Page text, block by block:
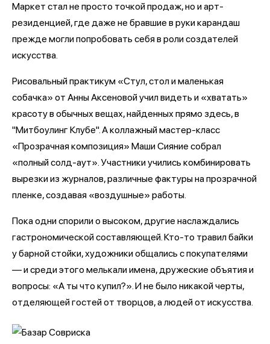
Маркет стал не просто точкой продаж, но и арт-
резиденцией, где даже не бравшие в руки карандаш
прежде могли попробовать себя в роли создателей
искусства.
Рисовальный практикум «Стул, стол и маленькая
собачка» от Анны Аксеновой учил видеть и «хватать»
красоту в обычных вещах, найденных прямо здесь, в
"Митбоулинг Клубе". А коллажный мастер-класс
«Прозрачная композиция» Маши Сияние собрал
«полный солд-аут». Участники учились комбинировать
вырезки из журналов, различные фактуры на прозрачной
пленке, создавая «воздушные» работы.
Пока одни спорили о высоком, другие наслаждались
гастрономической составляющей. Кто-то травил байки
у барной стойки, художники общались с покупателями
— и среди этого мелькали имена, дружеские объятия и
вопросы: «А ты что купил?». И не было никакой черты,
отделяющей гостей от творцов, а людей от искусства.